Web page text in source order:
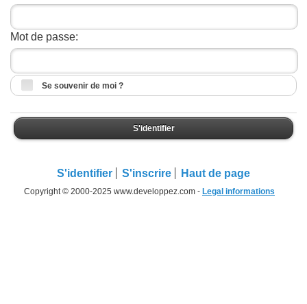
Mot de passe:
Se souvenir de moi ?
S'identifier
S'identifier S'inscrire Haut de page
Copyright © 2000-2025 www.developpez.com - Legal informations